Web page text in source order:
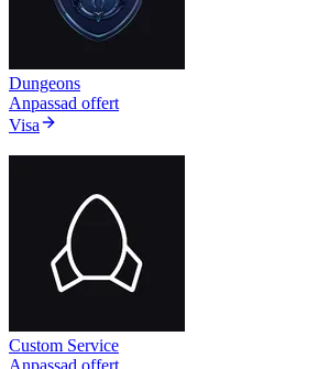
Dungeons
Anpassad offert
Visa
Custom Service